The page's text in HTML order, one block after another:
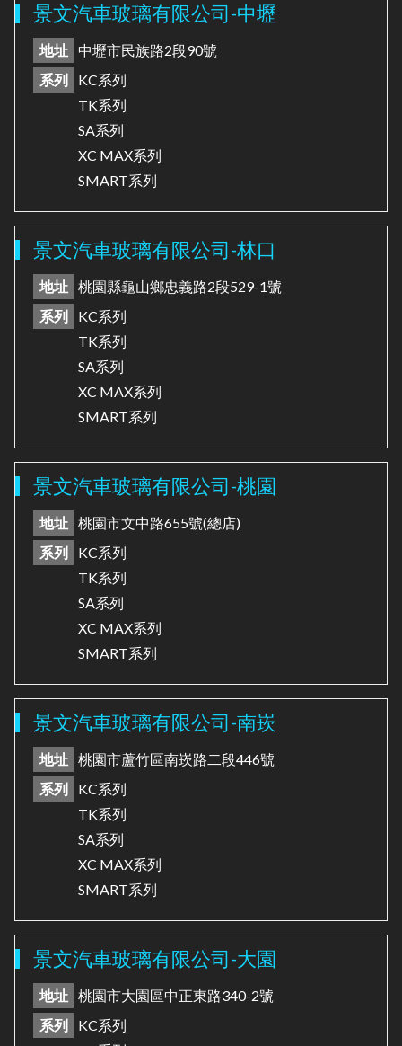
景文汽車玻璃有限公司-中壢
地址
中壢市民族路2段90號
系列
KC系列
TK系列
SA系列
XC MAX系列
SMART系列
景文汽車玻璃有限公司-林口
地址
桃園縣龜山鄉忠義路2段529-1號
系列
KC系列
TK系列
SA系列
XC MAX系列
SMART系列
景文汽車玻璃有限公司-桃園
地址
桃園市文中路655號(總店)
系列
KC系列
TK系列
SA系列
XC MAX系列
SMART系列
景文汽車玻璃有限公司-南崁
地址
桃園市蘆竹區南崁路二段446號
系列
KC系列
TK系列
SA系列
XC MAX系列
SMART系列
景文汽車玻璃有限公司-大園
地址
桃園市大園區中正東路340-2號
系列
KC系列